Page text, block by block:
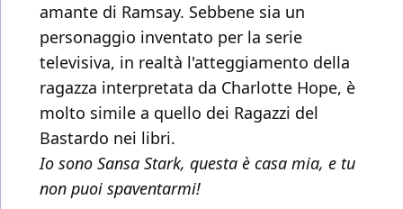
amante di Ramsay. Sebbene sia un
personaggio inventato per la serie
televisiva, in realtà l'atteggiamento della
ragazza interpretata da Charlotte Hope, è
molto simile a quello dei Ragazzi del
Bastardo nei libri.
Io sono Sansa Stark, questa è casa mia, e tu
non puoi spaventarmi!